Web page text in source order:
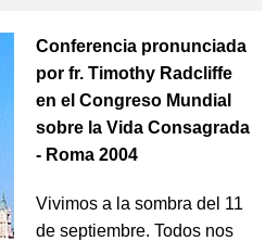
Conferencia pronunciada
por fr. Timothy Radcliffe
en el Congreso Mundial
sobre la Vida Consagrada
- Roma 2004
Vivimos a la sombra del 11
de septiembre. Todos nos